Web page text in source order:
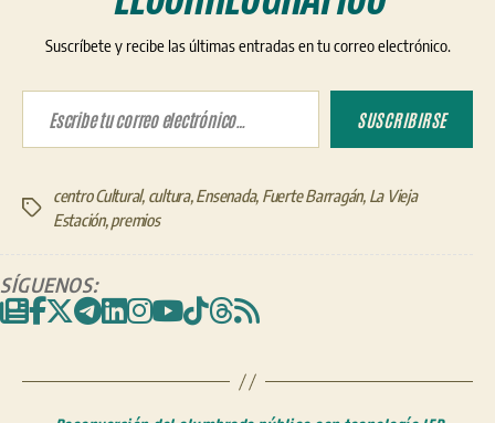
Suscríbete y recibe las últimas entradas en tu correo electrónico.
Escribe tu correo electrónico…
SUSCRIBIRSE
Etiquetas
centro Cultural, cultura,Ensenada, Fuerte Barragán, La Vieja
Estación,premios
SÍGUENOS: